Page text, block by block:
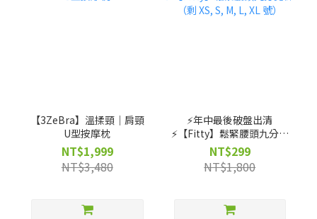
【3ZeBra】溫揉頸｜肩頸
U型按摩枕
NT$1,999
NT$3,480
⚡️年中最後破盤出清
⚡️【Fitty】鬆緊腰頭九分寬
褲（剩 XS, S, M, L, XL 號）
NT$299
NT$1,800